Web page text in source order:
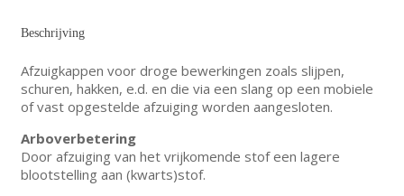
Beschrijving
Afzuigkappen voor droge bewerkingen zoals slijpen,
schuren, hakken, e.d. en die via een slang op een mobiele
of vast opgestelde afzuiging worden aangesloten.
Arboverbetering
Door afzuiging van het vrijkomende stof een lagere
blootstelling aan (kwarts)stof.